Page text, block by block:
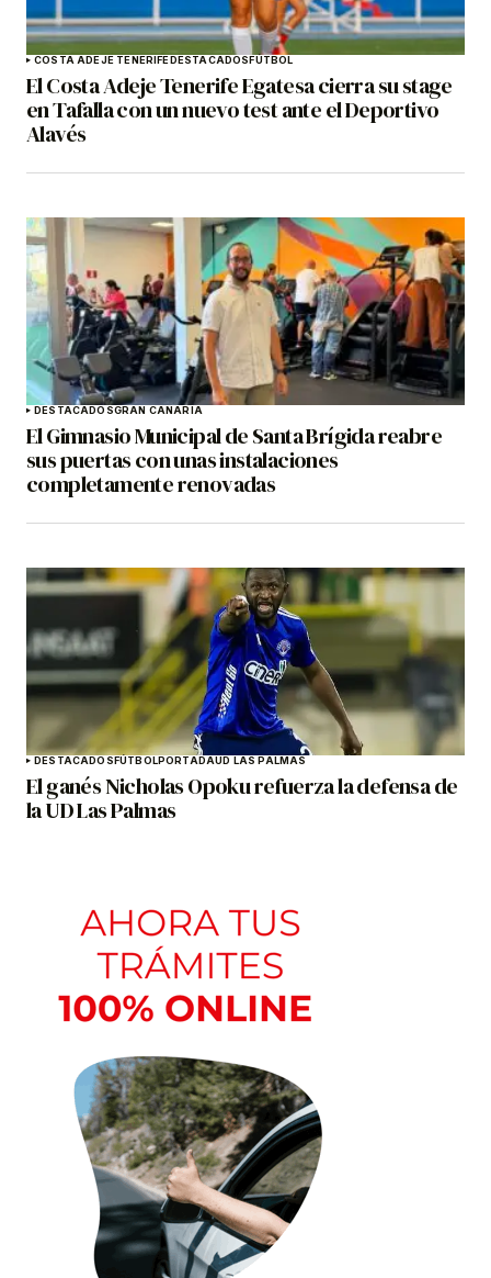
COSTA ADEJE TENERIFEDESTACADOSFÚTBOL
El Costa Adeje Tenerife Egatesa cierra su stage
en Tafalla con un nuevo test ante el Deportivo
Alavés
DESTACADOSGRAN CANARIA
El Gimnasio Municipal de Santa Brígida reabre
sus puertas con unas instalaciones
completamente renovadas
DESTACADOSFÚTBOLPORTADAUD LAS PALMAS
El ganés Nicholas Opoku refuerza la defensa de
la UD Las Palmas